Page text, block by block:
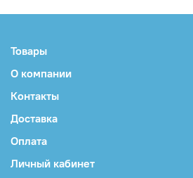
Товары
О компании
Контакты
Доставка
Оплата
Личный кабинет